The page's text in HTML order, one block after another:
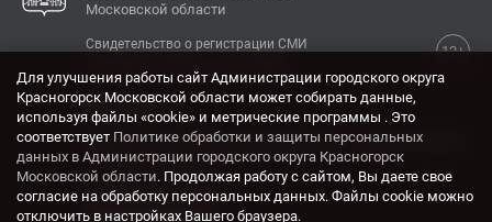
Московской области
12+
Свидетельство о регистрации СМИ
КОНТАКТЫ
Адрес: 143404, Московская область, г. Красногорск,
ул. Ленина, дом 4.
Электронная почта:
krasrn@mosreg.ru
Для улучшения работы сайт Администрации городского округа
Красногорск Московской области может собирать данные,
используя файлы «cookie» и метрические программы . Это
соответствует Политике обработки и защиты персональных
данных в Администрации городского округа Красногорск
Московской области. Продолжая работу с сайтом, Вы даете свое
согласие на обработку персональных данных. Файлы cookie можно
отключить в настройках Вашего браузера.